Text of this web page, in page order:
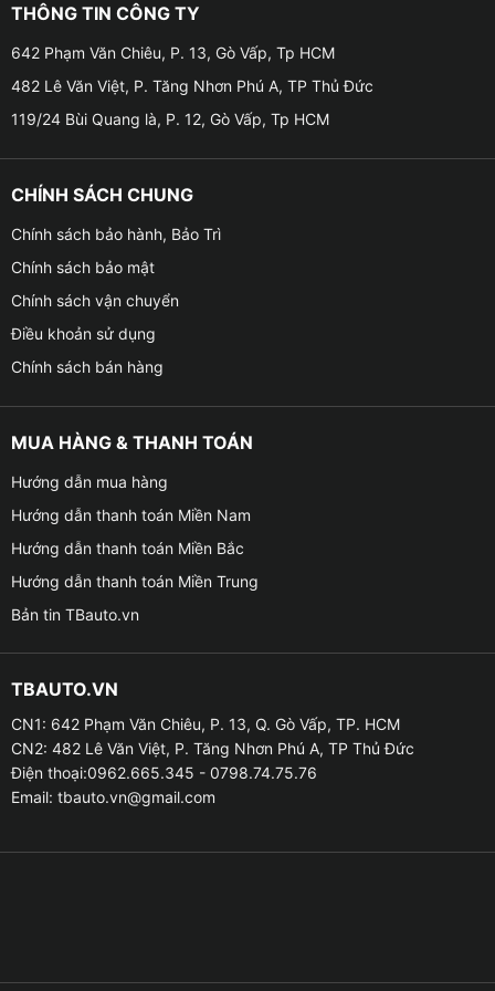
bản
☛ Lắp đặt dễ dàng, không ảnh hưởng tới các thiết bị
nguyên bản của ô tô
Những tính năng của bóng đèn Led R2 GPNE H11
cải thiện ánh sáng mà còn sở hữu những tính năng
vượt trội hơn hẳn các sản phẩm cùng phân khúc.
Thiết kế tinh tế, phù hợp với mọi dòng xe
THÔNG TIN CÔNG TY
642 Phạm Văn Chiêu, P. 13, Gò Vấp, Tp HCM
482 Lê Văn Việt, P. Tăng Nhơn Phú A, TP Thủ Đức
119/24 Bùi Quang là, P. 12, Gò Vấp, Tp HCM
CHÍNH SÁCH CHUNG
Chính sách bảo hành, Bảo Trì
Chính sách bảo mật
Chính sách vận chuyển
Điều khoản sử dụng
Chính sách bán hàng
MUA HÀNG & THANH TOÁN
Hướng dẫn mua hàng
Hướng dẫn thanh toán Miền Nam
Hướng dẫn thanh toán Miền Bắc
Hướng dẫn thanh toán Miền Trung
Bản tin TBauto.vn
TBAUTO.VN
CN1: 642 Phạm Văn Chiêu, P. 13, Q. Gò Vấp, TP. HCM
CN2: 482 Lê Văn Việt, P. Tăng Nhơn Phú A, TP Thủ Đức
Điện thoại:0962.665.345 - 0798.74.75.76
Email: tbauto.vn@gmail.com